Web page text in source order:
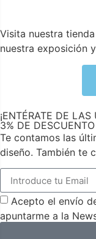
Visita nuestra
nuestra exposición
¡ENTÉRATE DE
3% DE
Te contamos las
diseño. También te
Acepto el envío
apuntarme a la